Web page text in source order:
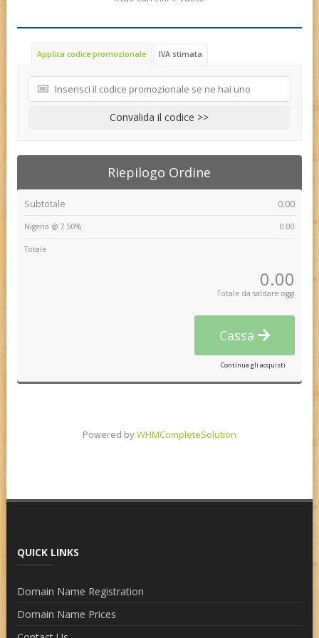
Applica codice promozionale IVA stimata
Convalida il codice >>
Riepilogo Ordine
Subtotale 0.00
Nigeria @ 7.50% 0.00
Totale
0.00
Totale da saldare oggi
Cassa
Continua gli acquisti
Powered byWHMCompleteSolution
QUICK LINKS
Domain Name Registration
Domain Name Prices